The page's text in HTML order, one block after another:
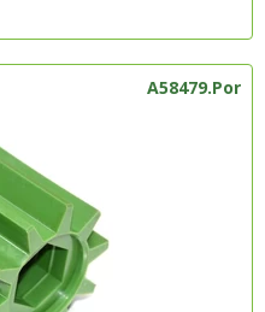
A58479.Por